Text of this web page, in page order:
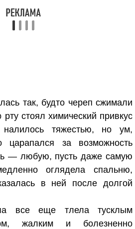
так, будто череп сжимали
стоял химический привкус
налилось тяжестью, но ум,
царапался за возможность
— любую, пусть даже самую
оглядела спальню,
в ней после долгой
все еще тлела тусклым
жалким и болезненно